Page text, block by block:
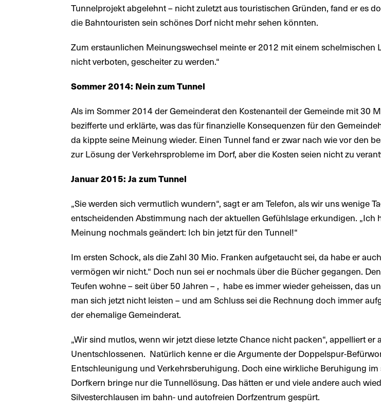
Tunnelprojekt abgelehnt – nicht zuletzt aus touristischen Gründen, fand er es
die Bahntouristen sein schönes Dorf nicht mehr sehen könnten.
Zum erstaunlichen Meinungswechsel meinte er 2012 mit einem schelmischen
nicht verboten, gescheiter zu werden.“
Sommer 2014: Nein zum Tunnel
Als im Sommer 2014 der Gemeinderat den Kostenanteil der Gemeinde mit 30
bezifferte und erklärte, was das für finanzielle Konsequenzen für den
da kippte seine Meinung wieder. Einen Tunnel fand er zwar nach wie vor den
zur Lösung der Verkehrsprobleme im Dorf, aber die Kosten seien nicht zu
Januar 2015: Ja zum Tunnel
„Sie werden sich vermutlich wundern“, sagt er am Telefon, als wir uns wenige
entscheidenden Abstimmung nach der aktuellen Gefühlslage erkundigen. „Ich
Meinung nochmals geändert: Ich bin jetzt für den Tunnel!“
Im ersten Schock, als die Zahl 30 Mio. Franken aufgetaucht sei, da habe er
vermögen wir nicht.“ Doch nun sei er nochmals über die Bücher gegangen.
Teufen wohne – seit über 50 Jahren – , habe es immer wieder geheissen, das
man sich jetzt nicht leisten – und am Schluss sei die Rechnung doch immer
der ehemalige Gemeinderat.
„Wir sind mutlos, wenn wir jetzt diese letzte Chance nicht packen“, appelliert er
Unentschlossenen. Natürlich kenne er die Argumente der Doppelspur-
Entschleunigung und Verkehrsberuhigung. Doch eine wirkliche Beruhigung im
Dorfkern bringe nur die Tunnellösung. Das hätten er und viele andere auch
Silvesterchlausen im bahn- und autofreien Dorfzentrum gespürt.